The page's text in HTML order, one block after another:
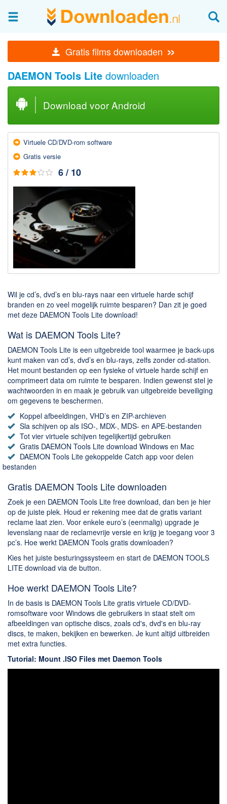
Gratis films downloaden »
Afbeeldingen & fotografie
Beheren en bekijken
Afbeelding & foto bewerken
Foto apps
Screenshots Maken
Audio & Video
Branden en Rippen
Media streamen
Mediaspeler
Opnemen Audio en Video
Video bewerken
Downloaden
BitTorrent Clients
Onderhoud & Veiligheid
Computer opschonen
Veilig online
Productiviteit
Adresboek en contacten
Planning en organisatie
Tekst en Administratie
Overige
Algemeen
Chatten en bellen
Dating apps
Parkeer apps
Rar en Zip (Compressie - Unzip)
Shopping
Spelletjes en Games
Webbrowsers
DAEMON Tools Lite downloaden
Download voor Android
Virtuele CD/DVD-rom software
Gratis versie
6 / 10
Wil je cd’s, dvd’s en blu-rays naar een virtuele harde schijf
branden en zo veel mogelijk ruimte besparen? Dan zit je goed
met deze DAEMON Tools Lite download!
Wat is DAEMON Tools Lite?
DAEMON Tools Lite is een uitgebreide tool waarmee je back-ups
kunt maken van cd’s, dvd’s en blu-rays, zelfs zonder cd-station.
Het mount bestanden op een fysieke of virtuele harde schijf en
comprimeert data om ruimte te besparen. Indien gewenst stel je
wachtwoorden in en maak je gebruik van uitgebreide beveiliging
om gegevens te beschermen.
Koppel afbeeldingen, VHD’s en ZIP-archieven
Sla schijven op als ISO-, MDX-, MDS- en APE-bestanden
Tot vier virtuele schijven tegelijkertijd gebruiken
Gratis DAEMON Tools Lite download Windows en Mac
DAEMON Tools Lite gekoppelde Catch app voor delen
bestanden
Gratis DAEMON Tools Lite downloaden
Zoek je een DAEMON Tools Lite free download, dan ben je hier
op de juiste plek. Houd er rekening mee dat de gratis variant
reclame laat zien. Voor enkele euro’s (eenmalig) upgrade je
levenslang naar de reclamevrije versie en krijg je toegang voor 3
pc’s. Hoe werkt DAEMON Tools gratis downloaden?
Kies het juiste besturingssysteem en start de DAEMON TOOLS
LITE download via de button.
Hoe werkt DAEMON Tools Lite?
In de basis is DAEMON Tools Lite gratis virtuele CD/DVD-
romsoftware voor Windows die gebruikers in staat stelt om
afbeeldingen van optische discs, zoals cd's, dvd's en blu-ray
discs, te maken, bekijken en bewerken. Je kunt altijd uitbreiden
met extra functies.
Tutorial: Mount .ISO Files met Daemon Tools